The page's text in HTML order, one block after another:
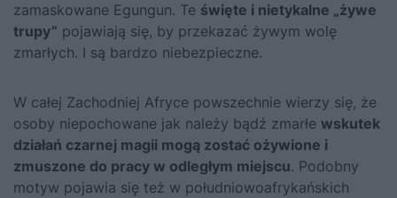
zamaskowane Egungun. Te święte i nietykalne „żywe
trupy” pojawiają się, by przekazać żywym wolę
zmarłych. I są bardzo niebezpieczne.
W całej Zachodniej Afryce powszechnie wierzy się, że
osoby niepochowane jak należy bądź zmarłe wskutek
działań czarnej magii mogą zostać ożywione i
zmuszone do pracy w odległym miejscu. Podobny
motyw pojawia się też w południowoafrykańskich